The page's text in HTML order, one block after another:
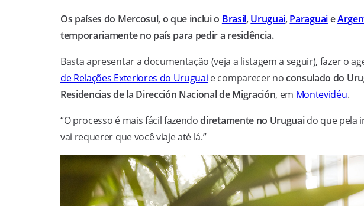
Os países do Mercosul, o que inclui o Brasil, Uruguai, Paraguaie
temporariamente no país para pedir a residência.
Basta apresentar a documentação (veja a listagem a seguir), fazer o
de Relações Exteriores do Uruguai e comparecer noconsulado do
Residencias de la Dirección Nacional de Migración, em Montevidéu.
“O processo é mais fácil fazendodiretamente no Uruguaido que pela
vai requerer que você viaje até lá.”